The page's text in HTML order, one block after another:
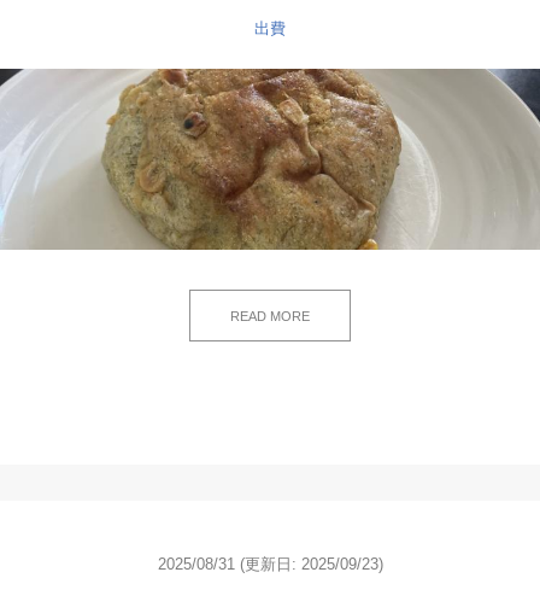
出費
READ MORE
2025/08/31 (更新日: 2025/09/23)